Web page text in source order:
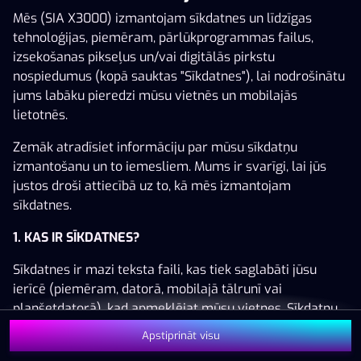
Šai spēlei nav pieejama demo versija. Lūdzu,
pieslēdzies, lai spēlētu ar īstu naudu.
Pieslēgties
Mēs (SIA X3000) izmantojam sīkdatnes un līdzīgas
tehnoloģijas, piemēram, pārlūkprogrammas failus,
izsekošanas pikseļus un/vai digitālās pirkstu
nospiedumus (kopā sauktas "Sīkdatnes"), lai nodrošinātu
jums labāku pieredzi mūsu vietnēs un mobilajās
lietotnēs.
Zemāk atradīsiet informāciju par mūsu sīkdatņu
izmantošanu un to iemesliem. Mums ir svarīgi, lai jūs
justos droši attiecībā uz to, kā mēs izmantojam
sīkdatnes.
1. KAS IR SĪKDATNES?
Sīkdatnes ir mazi teksta faili, kas tiek saglabāti jūsu
ierīcē (piemēram, datorā, mobilajā tālrunī vai
planšetdatorā), kad apmeklējat mūsu vietnes. Sīkdatņu
izvietošana ļauj mums jūs atpazīt un saprast, kā jūs
izmantojat mūsu vietnes, kas palīdz mums uzlabot jūsu
Apstiprināt visu